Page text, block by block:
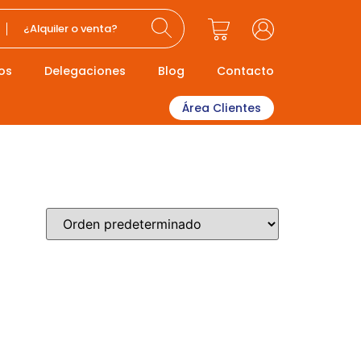
¿Alquiler o venta?
Delegaciones Blog Contacto
Área Clientes